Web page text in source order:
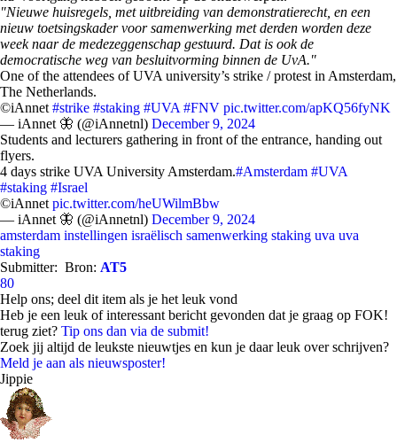
"Nieuwe huisregels, met uitbreiding van demonstratierecht, en een
nieuw toetsingskader voor samenwerking met derden worden deze
week naar de medezeggenschap gestuurd. Dat is ook de
democratische weg van besluitvorming binnen de UvA."
One of the attendees of UVA university’s strike / protest in Amsterdam,
The Netherlands.
©️iAnnet #strike #staking #UVA #FNV pic.twitter.com/apKQ56fyNK
— iAnnet 🦋 (@iAnnetnl) December 9, 2024
Students and lecturers gathering in front of the entrance, handing out
flyers.
4 days strike UVA University Amsterdam.#Amsterdam #UVA
#staking #Israel
©️iAnnet pic.twitter.com/heUWilmBbw
— iAnnet 🦋 (@iAnnetnl) December 9, 2024
amsterdam instellingen israëlisch samenwerking staking uva uva
staking
Submitter: Bron: AT5
80
Help ons; deel dit item als je het leuk vond
Heb je een leuk of interessant bericht gevonden dat je graag op FOK!
terug ziet? Tip ons dan via de submit!
Zoek jij altijd de leukste nieuwtjes en kun je daar leuk over schrijven?
Meld je aan als nieuwsposter!
Jippie